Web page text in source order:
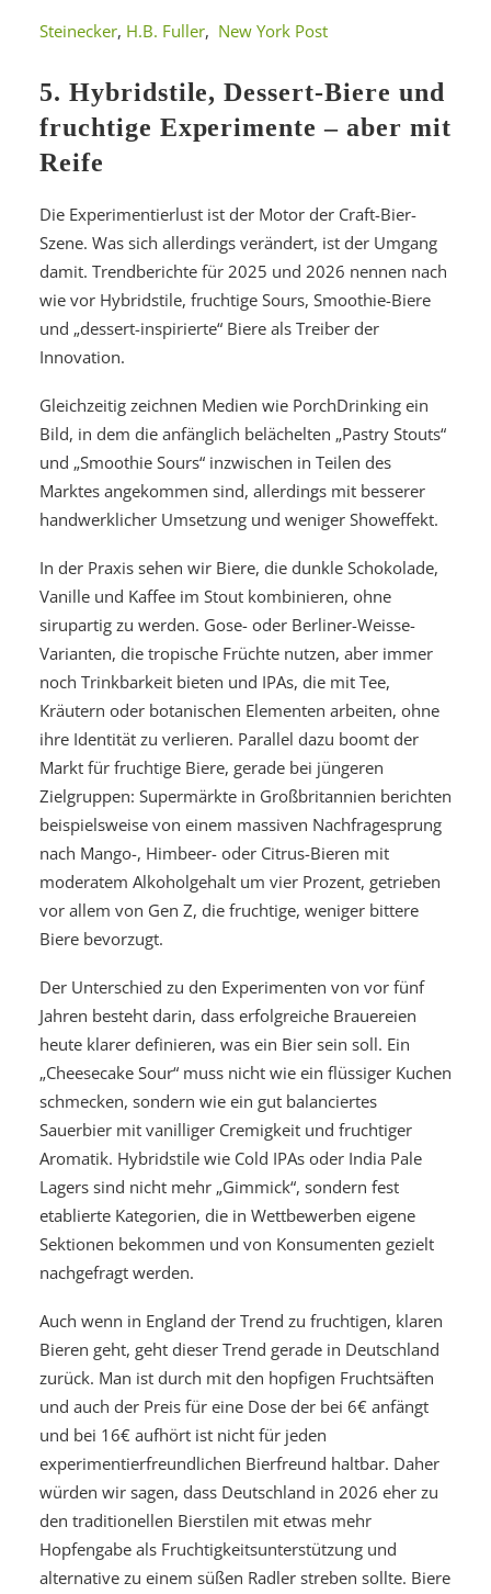
Steinecker, H.B. Fuller, New York Post
5. Hybridstile, Dessert-Biere und
fruchtige Experimente – aber mit
Reife
Die Experimentierlust ist der Motor der Craft-Bier-
Szene. Was sich allerdings verändert, ist der Umgang
damit. Trendberichte für 2025 und 2026 nennen nach
wie vor Hybridstile, fruchtige Sours, Smoothie-Biere
und „dessert-inspirierte“ Biere als Treiber der
Innovation.
Gleichzeitig zeichnen Medien wie PorchDrinking ein
Bild, in dem die anfänglich belächelten „Pastry Stouts“
und „Smoothie Sours“ inzwischen in Teilen des
Marktes angekommen sind, allerdings mit besserer
handwerklicher Umsetzung und weniger Showeffekt.
In der Praxis sehen wir Biere, die dunkle Schokolade,
Vanille und Kaffee im Stout kombinieren, ohne
sirupartig zu werden. Gose- oder Berliner-Weisse-
Varianten, die tropische Früchte nutzen, aber immer
noch Trinkbarkeit bieten und IPAs, die mit Tee,
Kräutern oder botanischen Elementen arbeiten, ohne
ihre Identität zu verlieren. Parallel dazu boomt der
Markt für fruchtige Biere, gerade bei jüngeren
Zielgruppen: Supermärkte in Großbritannien berichten
beispielsweise von einem massiven Nachfragesprung
nach Mango-, Himbeer- oder Citrus-Bieren mit
moderatem Alkoholgehalt um vier Prozent, getrieben
vor allem von Gen Z, die fruchtige, weniger bittere
Biere bevorzugt.
Der Unterschied zu den Experimenten von vor fünf
Jahren besteht darin, dass erfolgreiche Brauereien
heute klarer definieren, was ein Bier sein soll. Ein
„Cheesecake Sour“ muss nicht wie ein flüssiger Kuchen
schmecken, sondern wie ein gut balanciertes
Sauerbier mit vanilliger Cremigkeit und fruchtiger
Aromatik. Hybridstile wie Cold IPAs oder India Pale
Lagers sind nicht mehr „Gimmick“, sondern fest
etablierte Kategorien, die in Wettbewerben eigene
Sektionen bekommen und von Konsumenten gezielt
nachgefragt werden.
Auch wenn in England der Trend zu fruchtigen, klaren
Bieren geht, geht dieser Trend gerade in Deutschland
zurück. Man ist durch mit den hopfigen Fruchtsäften
und auch der Preis für eine Dose der bei 6€ anfängt
und bei 16€ aufhört ist nicht für jeden
experimentierfreundlichen Bierfreund haltbar. Daher
würden wir sagen, dass Deutschland in 2026 eher zu
den traditionellen Bierstilen mit etwas mehr
Hopfengabe als Fruchtigkeitsunterstützung und
alternative zu einem süßen Radler streben sollte. Biere